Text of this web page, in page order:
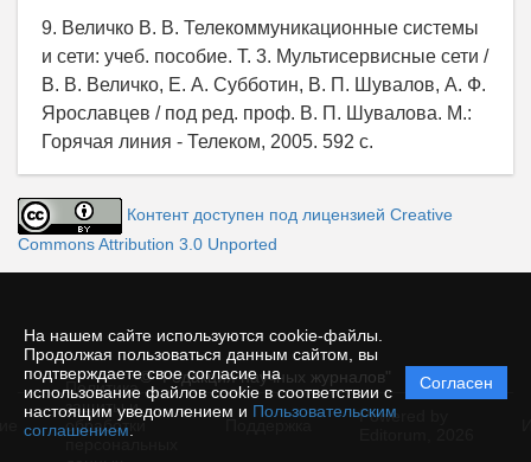
На нашем сайте используются cookie-файлы.
Продолжая пользоваться данным сайтом, вы
подтверждаете свое согласие на
использование файлов cookie в соответствии с
настоящим уведомлением и Пользовательским
соглашением
Согласен
9. Величко В. В. Телекоммуникационные системы
и сети: учеб. пособие. Т. 3. Мультисервисные сети /
В. В. Величко, Е. А. Субботин, В. П. Шувалов, А. Ф.
Ярославцев / под ред. проф. В. П. Шувалова. М.:
Горячая линия - Телеком, 2005. 592 с.
Контент доступен под лицензией Creative
Commons Attribution 3.0 Unported
© "Редакция научных журналов"
Политика
защиты и
обработки
Powered by